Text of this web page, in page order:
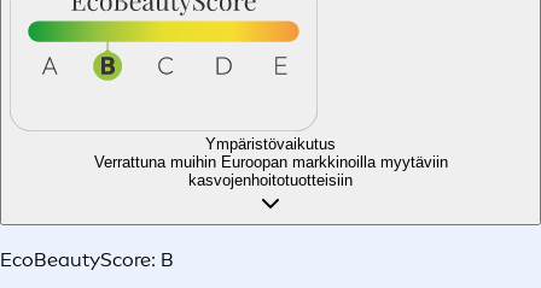
Ympäristövaikutus
Verrattuna muihin Euroopan markkinoilla myytäviin
kasvojenhoitotuotteisiin
EcoBeautyScore: B